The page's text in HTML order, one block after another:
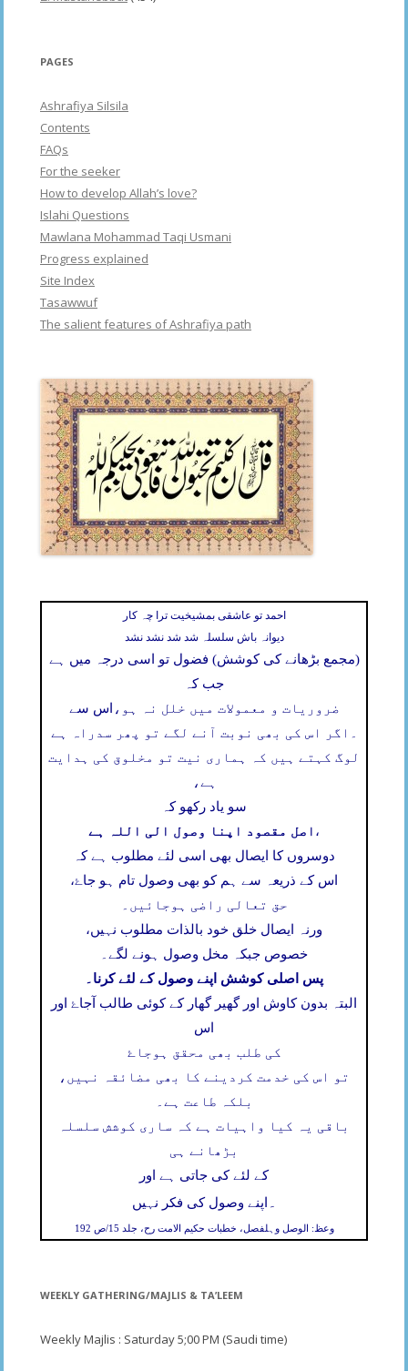
PAGES
Ashrafiya Silsila
Contents
FAQs
For the seeker
How to develop Allah’s love?
Islahi Questions
Mawlana Mohammad Taqi Usmani
Progress explained
Site Index
Tasawwuf
The salient features of Ashrafiya path
احمد تو عاشقی بمشیخیت ترا چہ کار
دیوانہ باش سلسلہ شد شد نشد نشد
(مجمع بڑھانے کی کوشش) فضول تو اسی درجہ میں ہے
جب کہ
اس سے ضروریات و معمولات میں خلل نہ ہو،
اگر اس کی بھی نوبت آنے لگے تو پھر سدراہ ہے
لوگ کہتے ہیں کہ ہماری نیت تو مخلوق کی ہدایت
ہے،
سو یاد رکھو کہ
اصل مقصود اپنا وصول الی اللہ ہے ،
دوسروں کا ایصال بھی اسی لئے مطلوب ہے کہ
اس کے ذریعہ سے ہم کو بھی وصول تام ہو جاۓ،
حق تعالی راضی ہوجائیں۔
ورنہ ایصال خلق خود بالذات مطلوب نہیں،
خصوص جبکہ مخل وصول ہونے لگے۔
پس اصلی کوشش اپنے وصول کے لئے کرنا۔
البتہ بدون کاوش اور گھیر گھار کے کوئی طالب آجاۓ اور
اس
کی طلب بھی محقق ہوجاۓ
تو اس کی خدمت کردینے کا بھی مضائقہ نہیں،
بلکہ طاعت ہے۔
باقی یہ کیا واہیات ہے کہ ساری کوشش سلسلہ
بڑھانے ہی
کے لئے کی جاتی ہے اور
اپنے وصول کی فکر نہیں ۔
وعظ: الوصل وہلفصل، خطبات حکیم الامت رح، جلد 15/ص 192
WEEKLY GATHERING/MAJLIS & TA’LEEM
Weekly Majlis : Saturday 5;00 PM (Saudi time)